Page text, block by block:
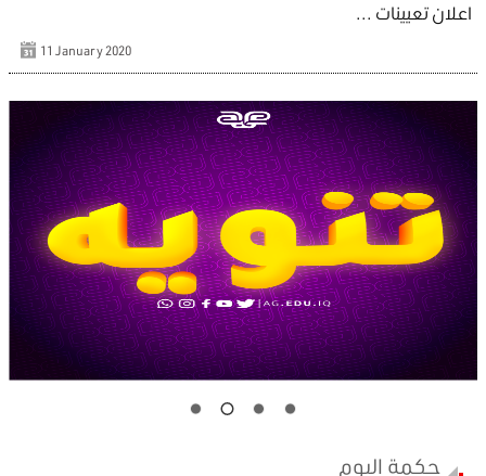
اعلان تعيينات ...
11 January 2020
حكمة اليوم